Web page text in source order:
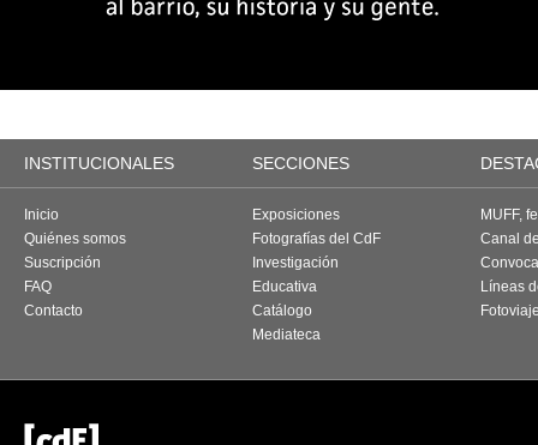
INSTITUCIONALES SECCIONES
Inicio
Quiénes somos
Suscripción
FAQ
Contacto
Exposiciones
Fotografías del CdF
Investigación
Educativa
Catálogo
Mediateca
MUFF,
Canal
Líneas